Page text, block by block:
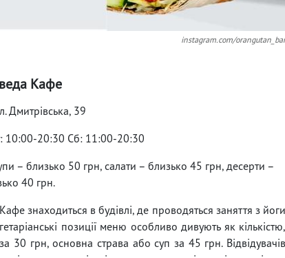
instagram.com/orangutan_bar
Кафе
Дмитрівська, 39
10:00-20:30 Сб: 11:00-20:30
– близько 50 грн, салати – близько 45 грн, десерти –
40 грн.
знаходиться в будівлі, де проводяться заняття з йоги
позиції меню особливо дивують як кількістю,
30 грн, основна страва або суп за 45 грн. Відвідувачів